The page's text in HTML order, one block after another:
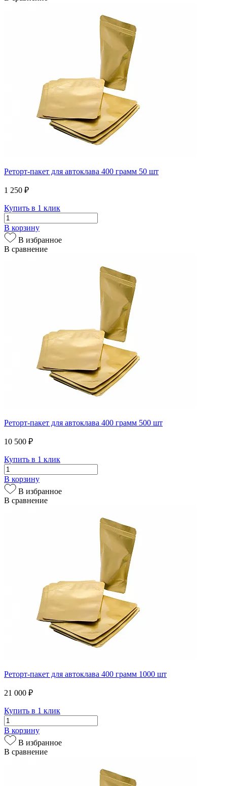
Реторт-пакет для автоклава 400 грамм 50 шт
1 250 ₽
Купить в 1 клик
В корзину
В избранное
В сравнение
Реторт-пакет для автоклава 400 грамм 500 шт
10 500 ₽
Купить в 1 клик
В корзину
В избранное
В сравнение
Реторт-пакет для автоклава 400 грамм 1000 шт
21 000 ₽
Купить в 1 клик
В корзину
В избранное
В сравнение